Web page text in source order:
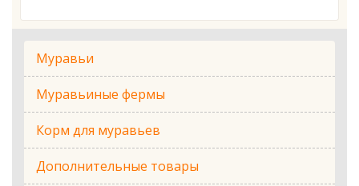
Муравьи
Муравьиные фермы
Корм для муравьев
Дополнительные товары